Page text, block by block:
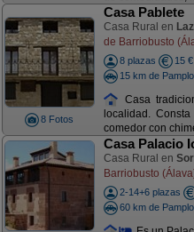
8 Fotos
Casa Pablete
Casa Rural en
de Barriobusto
8 plazas
15 €
15 km de
Casa
localidad.
comedor con
Casa Palacio
Casa Rural en
Barriobusto
2-14+6 plazas
60 km de